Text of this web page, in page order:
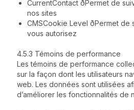
CurrentContact ðPermet de
nos sites
CMSCookie Level ðPermet de
vous autorisez
4.5.3 Témoins de performance
Les témoins de performance
sur la façon dont les utilisateurs
web. Les données sont utilisées
d’améliorer les fonctionnalités de